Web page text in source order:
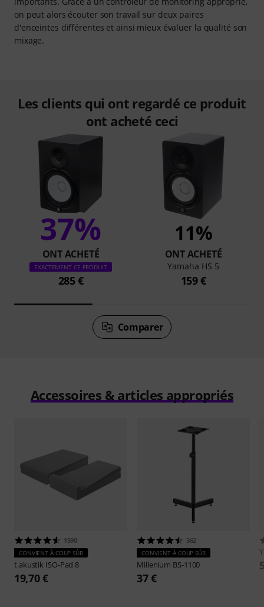
on peut alors écouter son travail sur deux paires
d'enceintes différentes et ainsi mieux évaluer la qualité son
mixage.
Les clients qui ont regardé ce produit
ont acheté ceci
37%
ONT ACHETÉ
EXACTEMENT CE PRODUIT
285 €
11%
ONT ACHETÉ
Yamaha HS 5
159 €
Comparer
Accessoires & articles appropriés
1590
CONVIENT À COUP SÛR
t.akustik ISO-Pad 8
19,70 €
362
CONVIENT À COUP SÛR
Millenium BS-1100
37 €